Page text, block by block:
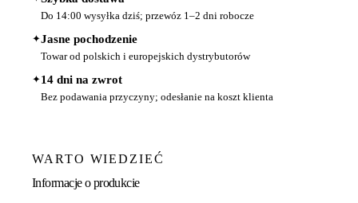
Do 14:00 wysyłka dziś; przewóz 1–2 dni robocze
✦Jasne pochodzenie
Towar od polskich i europejskich dystrybutorów
✦14 dni na zwrot
Bez podawania przyczyny; odesłanie na koszt klienta
WARTO WIEDZIEĆ
Informacje o produkcie